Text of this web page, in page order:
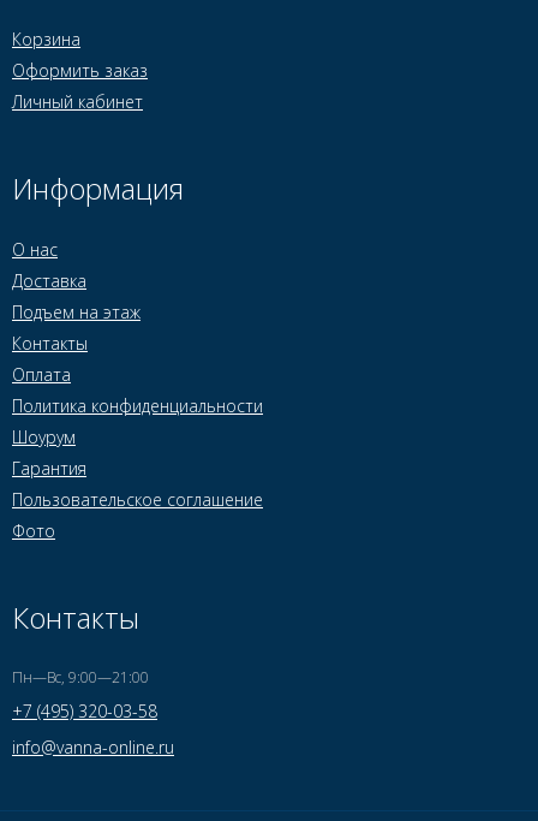
Корзина
Оформить заказ
Личный кабинет
Информация
О нас
Доставка
Подъем на этаж
Контакты
Оплата
Политика конфиденциальности
Шоурум
Гарантия
Пользовательское соглашение
Фото
Контакты
Пн—Вс, 9:00—21:00
+7 (495) 320-03-58
info@vanna-online.ru